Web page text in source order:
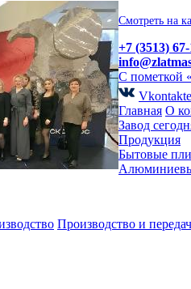
Смотреть на
+7 (3513) 67-
С пометкой
Vkontakte
Главная О
Завод
Продукция
Бытовые
Производство и